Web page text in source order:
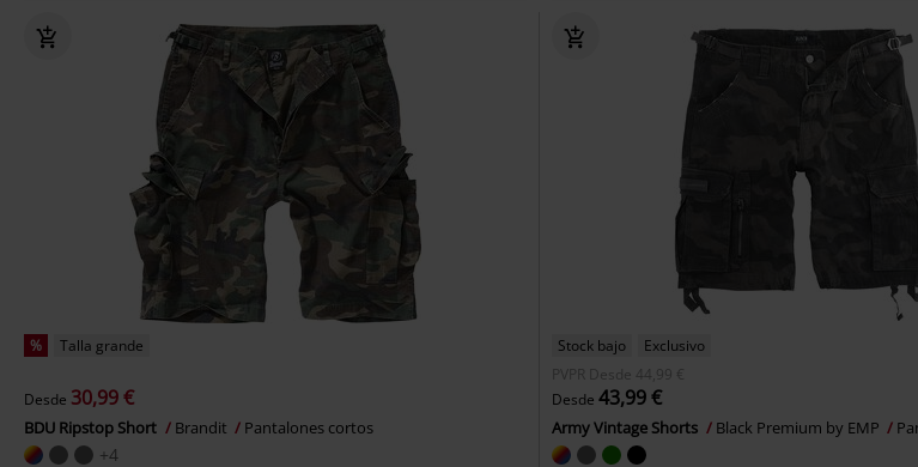
% Talla grande
Desde 30,99 €
BDU Ripstop Short Brandit Pantalones cortos
+4
Stock bajo
Exclusivo
PVPR
Desde 44,99 €
Desde43,99 €
Army Vintage Shorts Black Premium by EMP